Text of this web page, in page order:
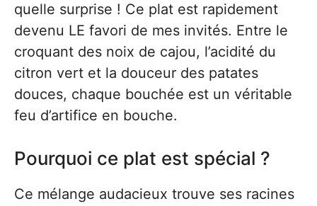
quelle surprise ! Ce plat est rapidement
devenu LE favori de mes invités. Entre le
croquant des noix de cajou, l’acidité du
citron vert et la douceur des patates
douces, chaque bouchée est un véritable
feu d’artifice en bouche.
Pourquoi ce plat est spécial ?
Ce mélange audacieux trouve ses racines